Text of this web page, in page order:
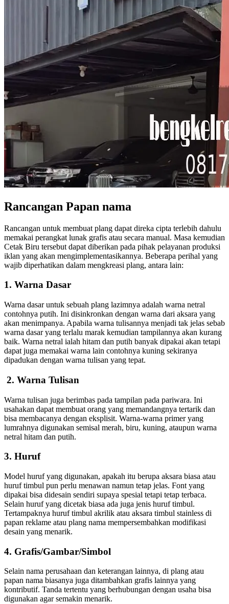
Rancangan Papan nama
Rancangan untuk membuat plang dapat direka cipta terlebih dahulu
memakai perangkat lunak grafis atau secara manual. Masa kemudian
Cetak Biru tersebut dapat diberikan pada pihak pelayanan produksi
iklan yang akan mengimplementasikannya. Beberapa perihal yang
wajib diperhatikan dalam mengkreasi plang, antara lain:
1. Warna Dasar
Warna dasar untuk sebuah plang lazimnya adalah warna netral
contohnya putih. Ini disinkronkan dengan warna dari aksara yang
akan menimpanya. Apabila warna tulisannya menjadi tak jelas sebab
warna dasar yang terlalu marak kemudian tampilannya akan kurang
baik. Warna netral ialah hitam dan putih banyak dipakai akan tetapi
dapat juga memakai warna lain contohnya kuning sekiranya
dipadukan dengan warna tulisan yang tepat.
2. Warna Tulisan
Warna tulisan juga berimbas pada tampilan pada pariwara. Ini
usahakan dapat membuat orang yang memandangnya tertarik dan
bisa membacanya dengan eksplisit. Warna-warna primer yang
lumrahnya digunakan semisal merah, biru, kuning, ataupun warna
netral hitam dan putih.
3. Huruf
Model huruf yang digunakan, apakah itu berupa aksara biasa atau
huruf timbul pun perlu menawan namun tetap jelas. Font yang
dipakai bisa didesain sendiri supaya spesial tetapi tetap terbaca.
Selain huruf yang dicetak biasa ada juga jenis huruf timbul.
Tertampaknya huruf timbul akrilik atau aksara timbul stainless di
papan reklame atau plang nama mempersembahkan modifikasi
desain yang menarik.
4. Grafis/Gambar/Simbol
Selain nama perusahaan dan keterangan lainnya, di plang atau
papan nama biasanya juga ditambahkan grafis lainnya yang
kontributif. Tanda tertentu yang berhubungan dengan usaha bisa
digunakan agar semakin menarik.